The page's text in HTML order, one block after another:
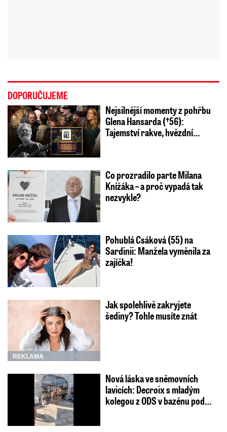
DOPORUČUJEME
Nejsilnější momenty z pohřbu
Glena Hansarda (†56):
Tajemství rakve, hvězdní…
Co prozradilo parte Milana
Knížáka – a proč vypadá tak
nezvykle?
Pohublá Csáková (55) na
Sardinii: Manžela vyměnila za
zajíčka!
REKLAMA
Jak spolehlivě zakryjete
šediny? Tohle musíte znát
Nová láska ve sněmovních
lavicích: Decroix s mladým
kolegou z ODS v bazénu pod…